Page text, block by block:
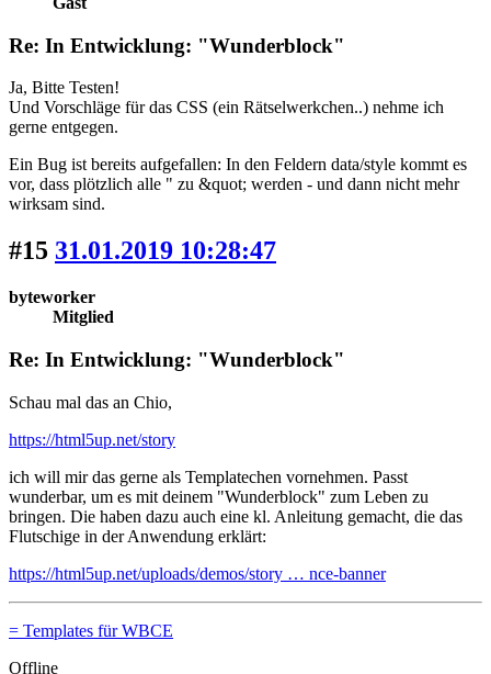
Re: In Entwicklung: "Wunderblock"
Ja, Bitte Testen!
Und Vorschläge für das CSS (ein Rätselwerkchen..) nehme ich
gerne entgegen.
Ein Bug ist bereits aufgefallen: In den Feldern data/style kommt es
vor, dass plötzlich alle " zu &quot; werden - und dann nicht mehr
wirksam sind.
#15 31.01.2019 10:28:47
byteworker
Mitglied
Re: In Entwicklung: "Wunderblock"
Schau mal das an Chio,
https://html5up.net/story
ich will mir das gerne als Templatechen vornehmen. Passt
wunderbar, um es mit deinem "Wunderblock" zum Leben zu
bringen. Die haben dazu auch eine kl. Anleitung gemacht, die das
Flutschige in der Anwendung erklärt:
https://html5up.net/uploads/demos/story … nce-banner
= Templates für WBCE
Offline